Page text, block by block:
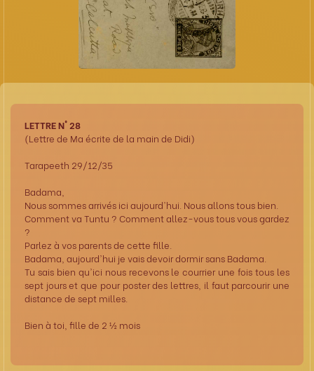
LETTRE N° 28
(Lettre de Ma écrite de la main de Didi)
Tarapeeth 29/12/35
Badama,
Nous sommes arrivés ici aujourd'hui. Nous allons tous bien.
Comment va Tuntu ? Comment allez-vous tous vous gardez
?
Parlez à vos parents de cette fille.
Badama, aujourd'hui je vais devoir dormir sans Badama.
Tu sais bien qu'ici nous recevons le courrier une fois tous les
sept jours et que pour poster des lettres, il faut parcourir une
distance de sept milles.
Bien à toi, fille de 2 ½ mois